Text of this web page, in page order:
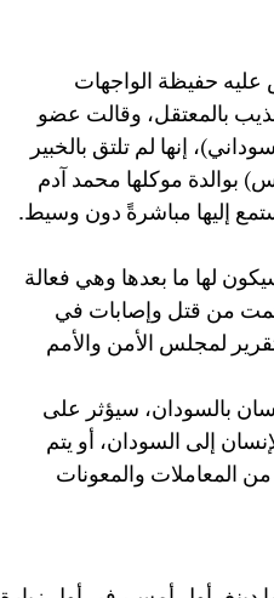
عليه حفيظة الواجهات
بالمعتقل، وقالت عضو
إنها لم تلتق بالخبير
بوالدة موكلها محمد آدم
إليها مباشرةً دون وسيط.
لها ما بعدها وهي فعالة
تمت من قتل وإصابات في
لمجلس الأمن والأمم
بالسودان، سيؤثر على
إلى السودان، أو يتم
المعاملات والمعونات